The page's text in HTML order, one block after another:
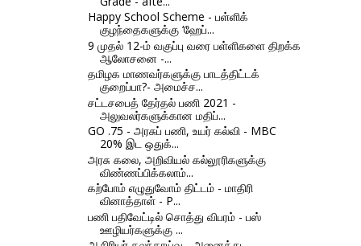
Happy School Scheme - பள்ளிக்
குழந்தைகளுக்கு ‘ஹேப்...
9 முதல் 12-ம் வகுப்பு வரை பள்ளிகளை திறக்க
ஆலோசனை -...
தமிழக மாணவர்களுக்கு பாடத்திட்டக்
குறைப்பா?- அமைச்ச...
சட்டசபைத் தேர்தல் பணி 2021 -
அலுவலர்களுக்கான மதிப்...
GO .75 - அரசுப் பணி, உயர் கல்வி - MBC
20% இட ஒதுக்...
அரசு கலை, அறிவியல் கல்லூரிகளுக்கு
விண்ணப்பிக்கலாம்...
கற்போம் எழுதுவோம் திட்டம் - மாதிரி
வினாத்தாள் - P...
பணி பதிவேட்டில் சொத்து விபரம் - பஸ்
ஊழியர்களுக்கு ...